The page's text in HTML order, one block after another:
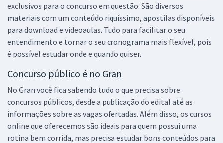
exclusivos para o concurso em questão. São diversos
materiais com um conteúdo riquíssimo, apostilas disponíveis
para download e videoaulas. Tudo para facilitar o seu
entendimento e tornar o seu cronograma mais flexível, pois
é possível estudar onde e quando quiser.
Concurso público é no Gran
No Gran você fica sabendo tudo o que precisa sobre
concursos públicos, desde a publicação do edital até as
informações sobre as vagas ofertadas. Além disso, os cursos
online que oferecemos são ideais para quem possui uma
rotina bem corrida, mas precisa estudar bons conteúdos para